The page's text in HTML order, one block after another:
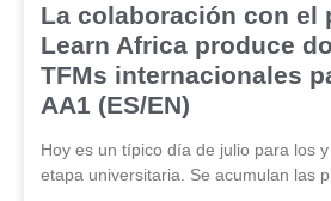
La colaboración con el
Learn Africa produce
TFMs internacionales
AA1 (ES/EN)
Hoy es un típico día de julio para los
etapa universitaria. Se acumulan las